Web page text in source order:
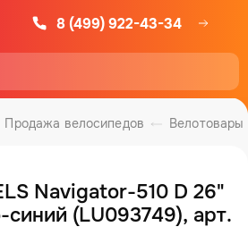
8 (499) 922-43-34
Велотовары
Продажа велосипедов
Navigator-510 D 26"
синий (LU093749), арт.